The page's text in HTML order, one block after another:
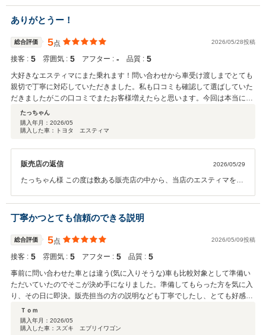
がとうございました。 また、なにかございましたら、ぜひCARマルシ
ェをよろしくお願いいたします。
ありがとうー！
総合評価 5点 2026/05/28投稿
接客 : 5 雰囲気 : 5 アフター : ‐ 品質 : 5
大好きなエスティマにまた乗れます！問い合わせから車受け渡しまでとても
親切で丁寧に対応していただきました。私も口コミも確認して選ばしていた
だきましたがこの口コミでまたお客様増えたらと思います。今回は本当にあ
りがとうございました。感謝！
たっちゃん
購入年月： 2026/05
購入した車：トヨタ エスティマ
販売店の返信 2026/05/29
たっちゃん様 この度は数ある販売店の中から、当店のエスティマをお
思いを受けて、本当に乗りたい方にお渡しできたこと、担当者として
も感謝の気持ちでいっぱいです。 ご契約いただいてから、書類のご準
備などで大変お手数をおかけし、納期もかかりましたが、無事にお届
けできて本当に嬉しく思います。これから大好きなエスティマでのカ
ーライフを楽しんでお過ごしください！ また神戸にお越しの際は、ど
うぞお立ち寄りくださいませ。 たっちゃん様に、またお会いできるこ
とを楽しみにしています。
丁寧かつとても信頼のできる説明
総合評価 5点 2026/05/09投稿
接客 : 5 雰囲気 : 5 アフター : 5 品質 : 5
事前に問い合わせた車とは違う(気に入りそうな)車も比較対象として準備い
ただいていたのでそこが決め手になりました。準備してもらった方を気に入
り、その日に即決。販売担当の方の説明なども丁寧でしたし、とても好感が
あり、ここなら購入してもいいかなと思わせるようなお店でした。
Ｔｏｍ
購入年月： 2026/05
購入した車：スズキ エブリイワゴン